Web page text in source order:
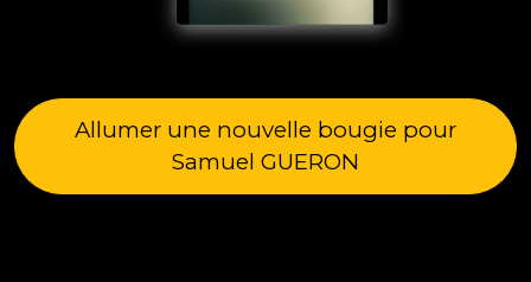
Allumer une nouvelle bougie pour
Samuel GUERON